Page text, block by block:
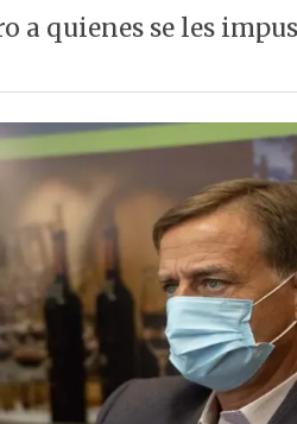
a quienes se les